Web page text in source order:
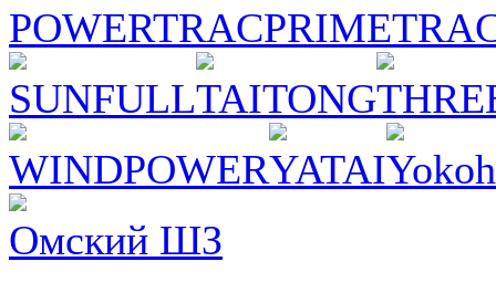
POWERTRAC
SUNFULLTAITONG
WINDPOWERYATAI
Омский ШЗ